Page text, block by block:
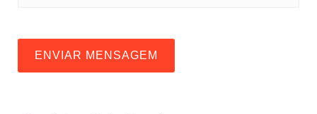
ENVIAR MENSAGEM